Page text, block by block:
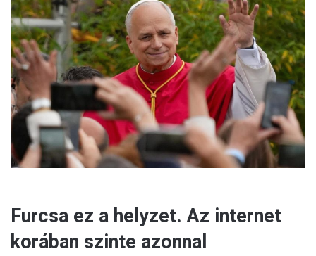
n
e
m
a
i
Furcsa ez a helyzet. Az internet
korában szinte azonnal